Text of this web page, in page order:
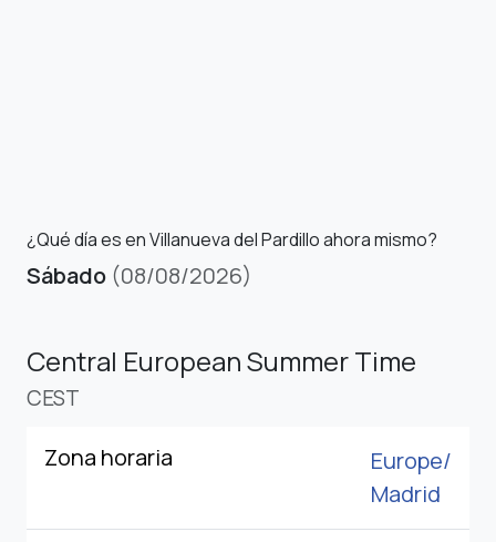
¿Qué día es en Villanueva del Pardillo ahora mismo?
Sábado (08/08/2026)
Central European Summer Time
CEST
Zona horaria
Europe/
Madrid